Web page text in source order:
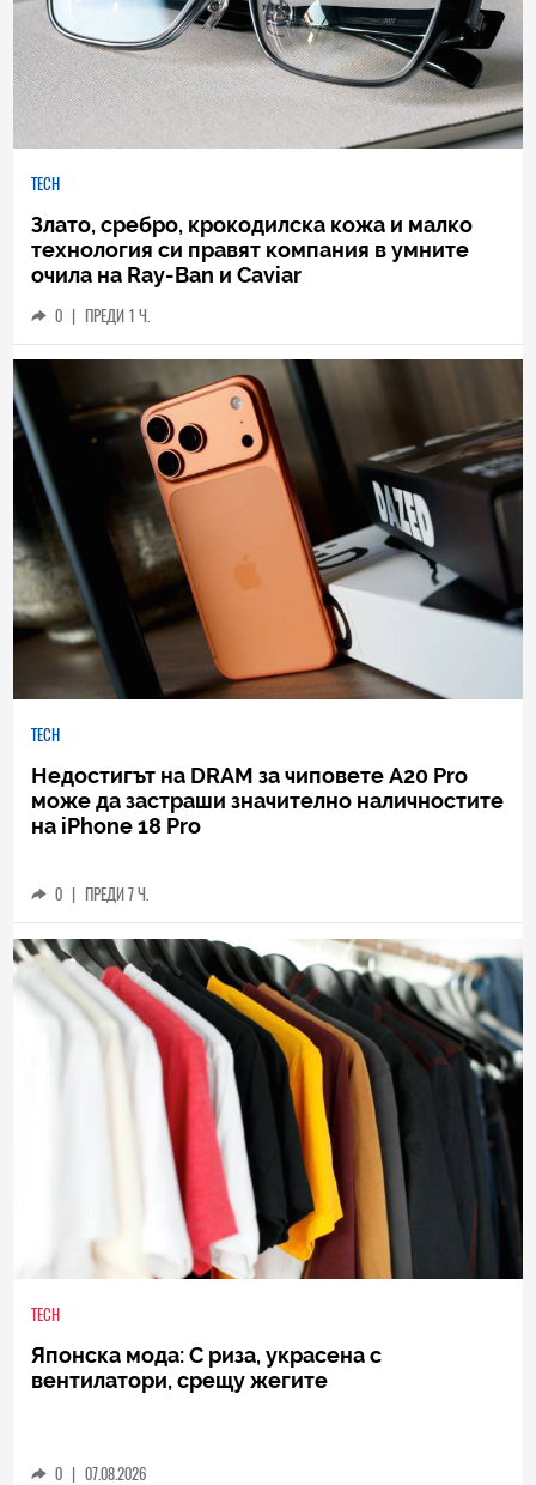
TECH
Злато, сребро, крокодилска кожа и малко
технология си правят компания в умните
очила на Ray-Ban и Caviar
0 | ПРЕДИ 1 Ч.
TECH
Недостигът на DRAM за чиповете A20 Pro
може да застраши значително наличностите
на iPhone 18 Pro
0 | ПРЕДИ 7 Ч.
TECH
Японска мода: С риза, украсена с
вентилатори, срещу жегите
0 | 07.08.2026